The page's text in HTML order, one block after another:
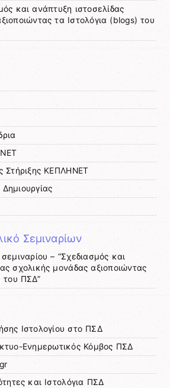
και ανάπτυξη ιστοσελίδας
τα Ιστολόγια (blogs) του
Στήριξης ΚΕΠΛΗΝΕΤ
Σεμιναρίων
– “Σχεδιασμός και
σχολικής μονάδας αξιοποιώντας
του ΠΣΔ”
Ιστολογίου στο ΠΣΔ
Ενημερωτικός Κόμβος ΠΣΔ
και Ιστολόγια ΠΣΔ